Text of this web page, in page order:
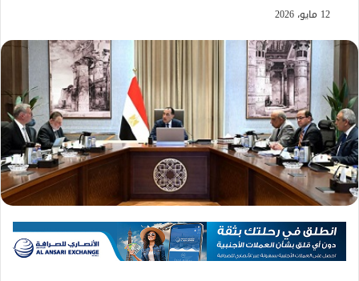
12 مايو، 2026